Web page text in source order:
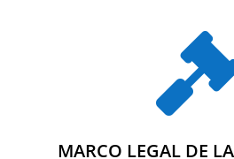
MARCO LEGAL DE